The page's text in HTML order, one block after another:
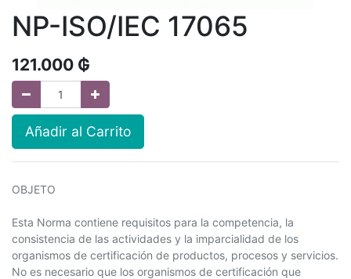
NP-ISO/IEC 17065
121.000 ₲
Añadir al Carrito
OBJETO
Esta Norma contiene requisitos para la competencia, la
consistencia de las actividades y la imparcialidad de los
organismos de certificación de productos, procesos y servicios.
No es necesario que los organismos de certificación que